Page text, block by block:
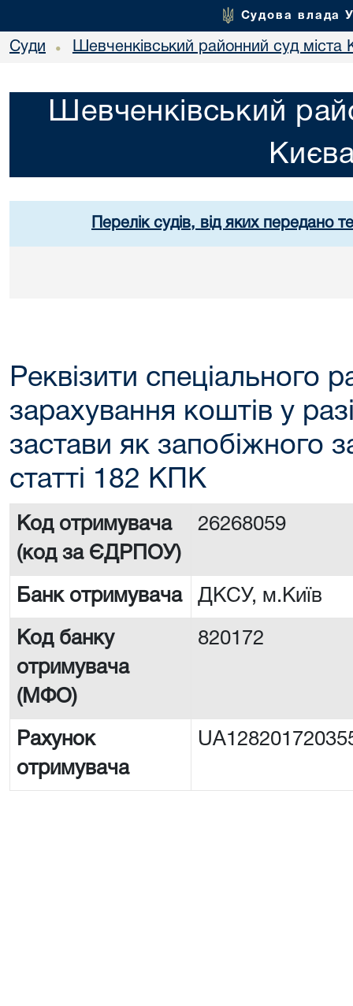
Судова влада
Суди • Шевченківський районний суд міста
Шевченківський
Перелік судів, від яких передано
Реквізити спеціального
зарахування коштів у
застави як запобіжного
статті 182 КПК
Код отримувача
(код за ЄДРПОУ)
26268059
Банк отримувача ДКСУ, м.Київ
Код банку
отримувача
(МФО)
820172
Рахунок
отримувача